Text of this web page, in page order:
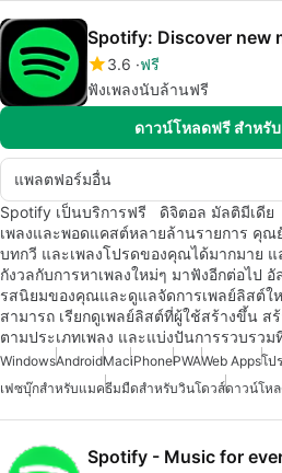
Spotify: Discover new
3.6 ฟรี
ฟังเพลงนับล้านฟรี
ดาวน์โหลดฟรี สำหรั
แพลตฟอร์มอื่น
Spotify เป็นบริการฟรี ดิจิตอล มัลติมีเดี
เพลงและพอดแคสต์หลายล้านรายการ คุณ
บทกวี และเพลงโปรดของคุณได้มากมาย
กังวลกับการหาเพลงใหม่ๆ มาฟังอีกต่อไป
รสนิยมของคุณและดูแลจัดการเพลย์ลิสต์
สามารถ เรียกดูเพลย์ลิสต์ที่ผู้ใช้สร้างขึ้น ส
ตามประเภทเพลง และแบ่งปันการรวบรว
WindowsAndroidMaciPhonePWAWeb Appsโป
เฟซบุ๊กสำหรับแมคธีมมืดสำหรับวินโดวส์ดาวน์โหล
Spotify - Music for